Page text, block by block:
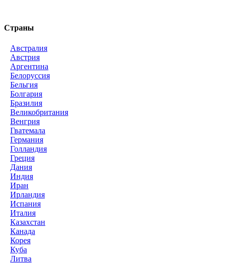
Страны
Австралия
Австрия
Аргентина
Белоруссия
Бельгия
Болгария
Бразилия
Великобритания
Венгрия
Гватемала
Германия
Голландия
Греция
Дания
Индия
Иран
Ирландия
Испания
Италия
Казахстан
Канада
Корея
Куба
Литва